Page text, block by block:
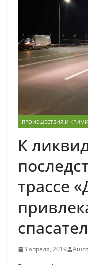
ПРОИСШЕСТВИЯ И
К
трассе
3 апреля, 2019